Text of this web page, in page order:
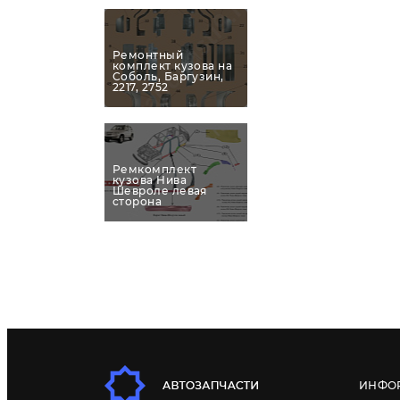
Ремонтный
комплект кузова на
Соболь, Баргузин,
2217, 2752
Ремкомплект
кузова Нива
Шевроле левая
сторона